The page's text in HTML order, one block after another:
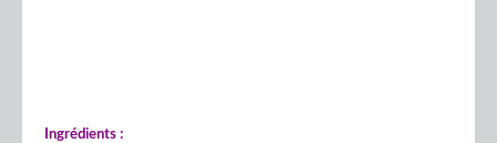
Ingrédients :